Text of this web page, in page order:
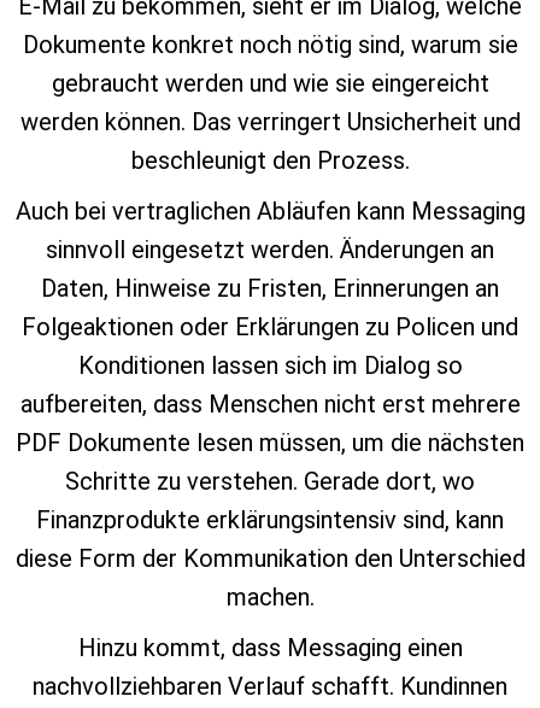
Dokumente konkret noch nötig sind, warum sie
gebraucht werden und wie sie eingereicht
werden können. Das verringert Unsicherheit und
beschleunigt den Prozess.
Auch bei vertraglichen Abläufen kann Messaging
sinnvoll eingesetzt werden. Änderungen an
Daten, Hinweise zu Fristen, Erinnerungen an
Folgeaktionen oder Erklärungen zu Policen und
Konditionen lassen sich im Dialog so
aufbereiten, dass Menschen nicht erst mehrere
PDF Dokumente lesen müssen, um die nächsten
Schritte zu verstehen. Gerade dort, wo
Finanzprodukte erklärungsintensiv sind, kann
diese Form der Kommunikation den Unterschied
machen.
Hinzu kommt, dass Messaging einen
nachvollziehbaren Verlauf schafft. Kundinnen